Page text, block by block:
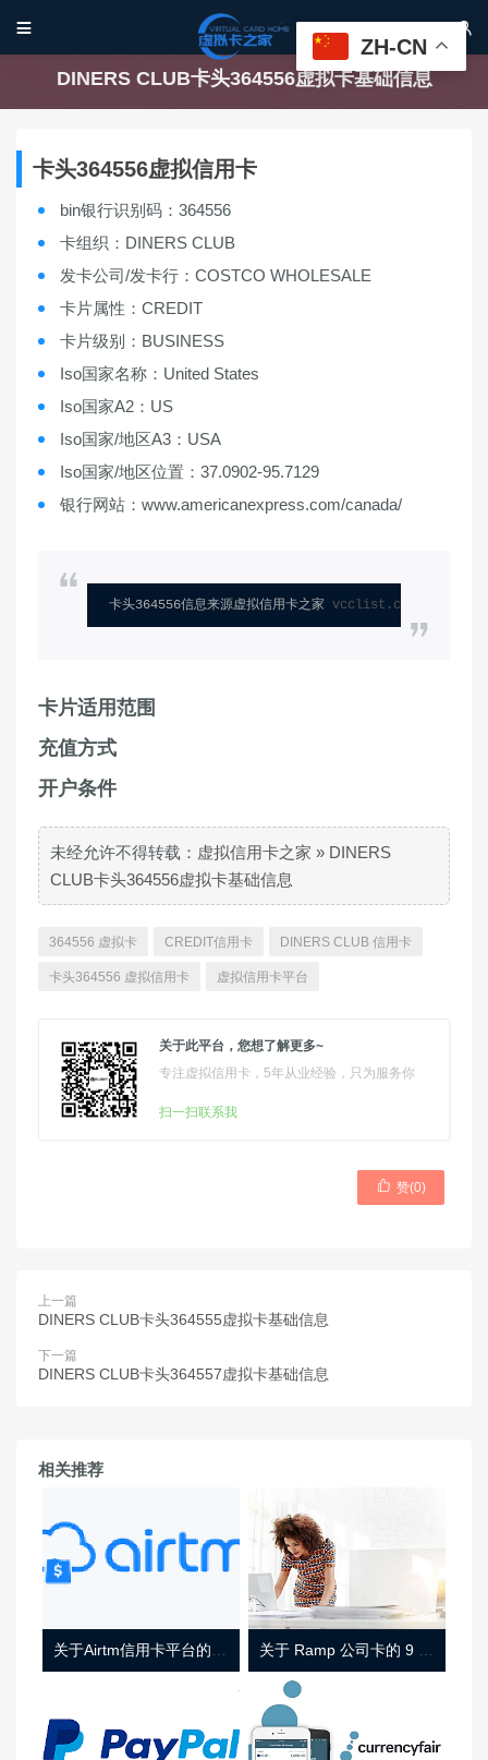
 
DINERS CLUB卡头364556虚拟卡基础信息
卡头364556虚拟信用卡
bin银行识别码：364556
卡组织：DINERS CLUB
发卡公司/发卡行：COSTCO WHOLESALE
卡片属性：CREDIT
卡片级别：BUSINESS
Iso国家名称：United States
Iso国家A2：US
Iso国家/地区A3：USA
Iso国家/地区位置：37.0902-95.7129
银行网站：www.americanexpress.com/canada/
卡头364556信息来源虚拟信用卡之家 vcclist.com
卡片适用范围
充值方式
开户条件
未经允许不得转载： 虚拟信用卡之家 » DINERS
CLUB卡头364556虚拟卡基础信息
364556 虚拟卡 CREDIT信用卡 DINERS CLUB 信用卡
卡头364556 虚拟信用卡 虚拟信用卡平台
关于此平台，您想了解更多~
专注虚拟信用卡，5年从业经验，只为服务你
扫一扫联系我
 赞(0)
上一篇
DINERS CLUB卡头364555虚拟卡基础信息
下一篇
DINERS CLUB卡头364557虚拟卡基础信息
相关推荐
ZH-CN